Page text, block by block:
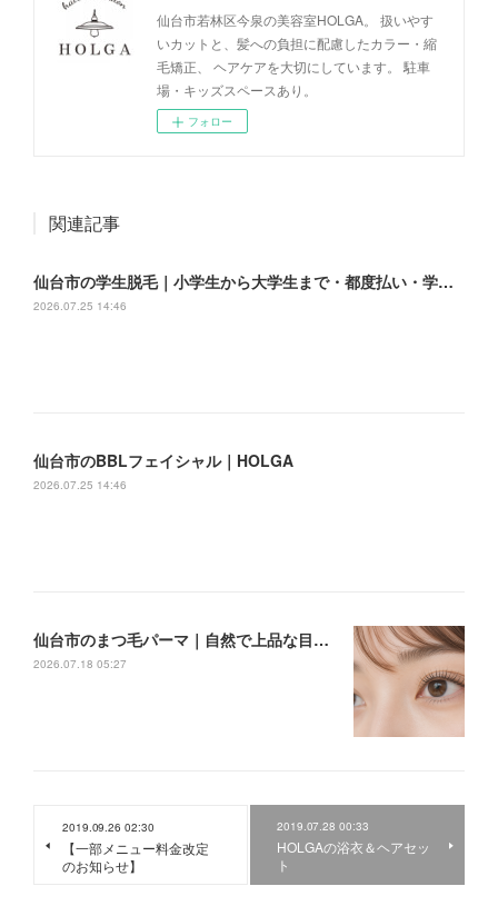
仙台市若林区今泉の美容室HOLGA。 扱いやす
いカットと、髪への負担に配慮したカラー・縮
毛矯正、 ヘアケアを大切にしています。 駐車
場・キッズスペースあり。
フォロー
関連記事
仙台市の学生脱毛｜小学生から大学生まで・都度払い・学割｜HOLGA
2026.07.25 14:46
仙台市のBBLフェイシャル｜HOLGA
2026.07.25 14:46
仙台市のまつ毛パーマ｜自然で上品な目元へ｜HOLGA
2026.07.18 05:27
2019.09.26 02:30
【一部メニュー料金改定
のお知らせ】
2019.07.28 00:33
HOLGAの浴衣＆ヘアセッ
ト